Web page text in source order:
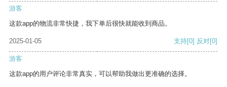
游客
这款app的物流非常快捷，我下单后很快就能收到商品。
2025-01-05 支持[0] 反对[0]
游客
这款app的用户评论非常真实，可以帮助我做出更准确的选择。